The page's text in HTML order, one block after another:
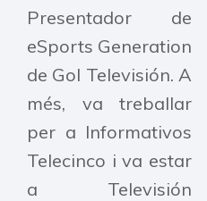
Presentador de
eSports Generation
de Gol Televisión. A
més, va treballar
per a Informativos
Telecinco i va estar
a Televisión